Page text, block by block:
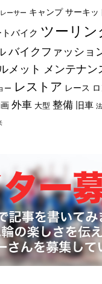
ーサー キャンプ サーキッ
バイク ツーリン
バイクファッショ
メット メンテナン
ー レストア レース
外車 大型 整備 旧車